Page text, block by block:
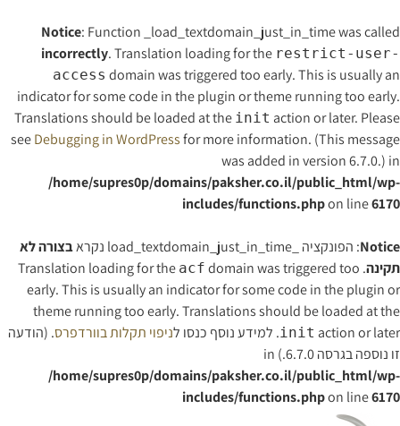
Notice: Function _load_textdomain_just_in_time was called
incorrectly. Translation loading for the restrict-user-
access domain was triggered too early. This is usually an
indicator for some code in the plugin or theme running too early.
Translations should be loaded at the init action or later. Please
seeDebugging in WordPressfor more information. (This message
was added in version 6.7.0.) in
/home/supres0p/domains/paksher.co.il/public_html/wp-
includes/functions.phpon line6170
Notice: הפונקציה _load_textdomain_just_in_time נקרא
בצורה לא
תקינה. Translation loading for the
acf domain was triggered too
early. This is usually an indicator for some code in the plugin or
theme running too early. Translations should be loaded at the
init action or later. למידע נוסף כנסו ל ניפוי תקלות בוורדפרס. (הודעה
זו נוספה בגרסה 6.7.0.) in
/home/supres0p/domains/paksher.co.il/public_html/wp-
includes/functions.phpon line6170